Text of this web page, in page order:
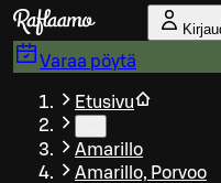
Siirry pääsisältöön
Varaa pöytä
Etusivu
Amarillo
Amarillo, Porvoo